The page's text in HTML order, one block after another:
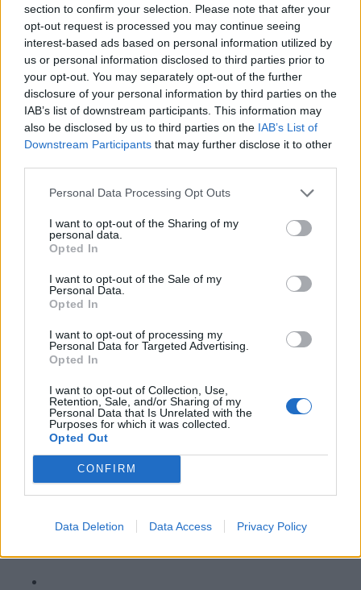
section to confirm your selection. Please note that after your
opt-out request is processed you may continue seeing
interest-based ads based on personal information utilized by
us or personal information disclosed to third parties prior to
your opt-out. You may separately opt-out of the further
disclosure of your personal information by third parties on the
IAB’s list of downstream participants. This information may
also be disclosed by us to third parties on the IAB’s List of
Downstream Participants that may further disclose it to other
Personal Data Processing Opt Outs
I want to opt-out of the Sharing of my
personal data.
Opted In
I want to opt-out of the Sale of my
Personal Data.
Opted In
I want to opt-out of processing my
Personal Data for Targeted Advertising.
Opted In
I want to opt-out of Collection, Use,
Retention, Sale, and/or Sharing of my
Personal Data that Is Unrelated with the
Purposes for which it was collected.
Opted Out
CONFIRM
Data Deletion Data Access Privacy Policy
Aujourd’hui, nous allons vous montrer comment vous
pouvez préparer votre propre vinaigre de cidre de pomme.
Lire la suite...
Les meilleurs pommes de terre
rôties au parmesan… Une recette
croustillante !
Catégorie :Recettes
Parmi toutes les recettes de pommes terre rôties au four,
celle-ci se veut la meilleure.
Recette